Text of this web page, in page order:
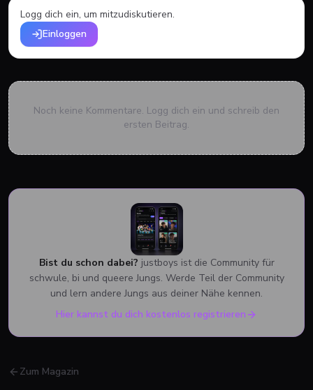
Logg dich ein, um mitzudiskutieren.
Einloggen
Noch keine Kommentare. Logg dich ein und schreib den
ersten Beitrag.
Bist du schon dabei? justboys ist die Community für
schwule, bi und queere Jungs. Werde Teil der Community
und lern andere Jungs aus deiner Nähe kennen.
Hier kannst du dich kostenlos registrieren
Zum Magazin